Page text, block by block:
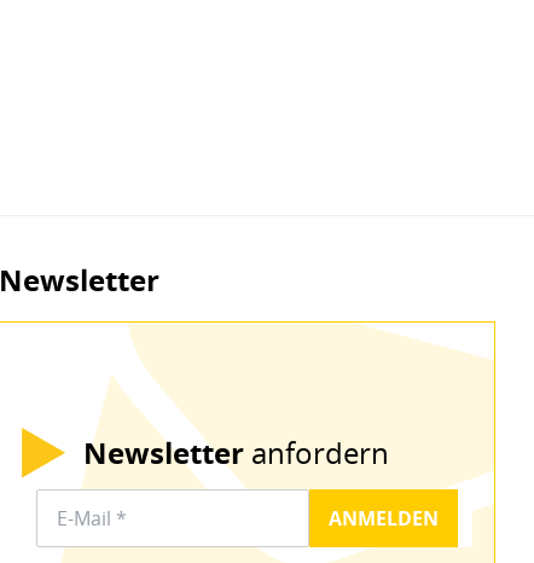
Newsletter
Newsletter anfordern